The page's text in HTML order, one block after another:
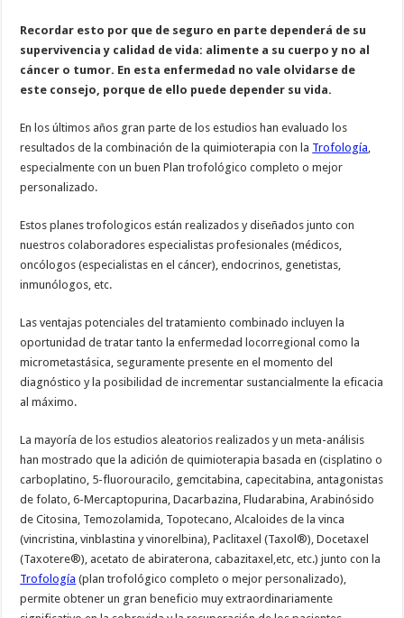
Recordar esto por que de seguro en parte dependerá de su
supervivencia y calidad de vida: alimente a su cuerpo y no al
cáncer o tumor. En esta enfermedad no vale olvidarse de
este consejo, porque de ello puede depender su vida.
En los últimos años gran parte de los estudios han evaluado los
resultados de la combinación de la quimioterapia con la Trofología
especialmente con un buen Plan trofológico completo o mejor
personalizado.
Estos planes trofologicos están realizados y diseñados junto con
nuestros colaboradores especialistas profesionales (médicos,
oncólogos (especialistas en el cáncer), endocrinos, genetistas,
inmunólogos, etc.
Las ventajas potenciales del tratamiento combinado incluyen la
oportunidad de tratar tanto la enfermedad locorregional como la
micrometastásica, seguramente presente en el momento del
diagnóstico y la posibilidad de incrementar sustancialmente la eficacia
al máximo.
La mayoría de los estudios aleatorios realizados y un meta-análisis
han mostrado que la adición de quimioterapia basada en (cisplatino o
carboplatino, 5-fluorouracilo, gemcitabina, capecitabina, antagonistas
de folato, 6-Mercaptopurina, Dacarbazina, Fludarabina, Arabinósido
de Citosina, Temozolamida, Topotecano, Alcaloides de la vinca
(vincristina, vinblastina y vinorelbina), Paclitaxel (Taxol®), Docetaxel
(Taxotere®), acetato de abiraterona, cabazitaxel,etc, etc.) junto con la
Trofología (plan trofológico completo o mejor personalizado),
permite obtener un gran beneficio muy extraordinariamente